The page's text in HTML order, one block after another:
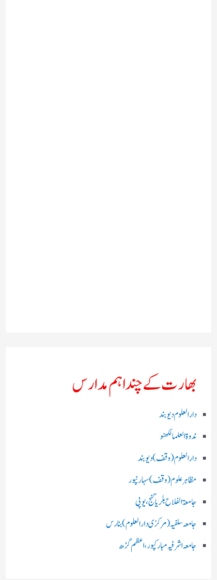
بھارت کے چند اہم مدارس
دارالعلوم دیوبند
ندوۃالعلما لکھنو
دارالعلوم (وقف)دیوبند
مظاہرعلوم (وقف)سہارنپور
جامعۃ الفلاح بلریاگنج،یوپی
جامعہ سلفیہ(مرکزی دارالعلوم )بنارس
جامعہ اشرفیہ مبارکپور،اعظم گڑھ